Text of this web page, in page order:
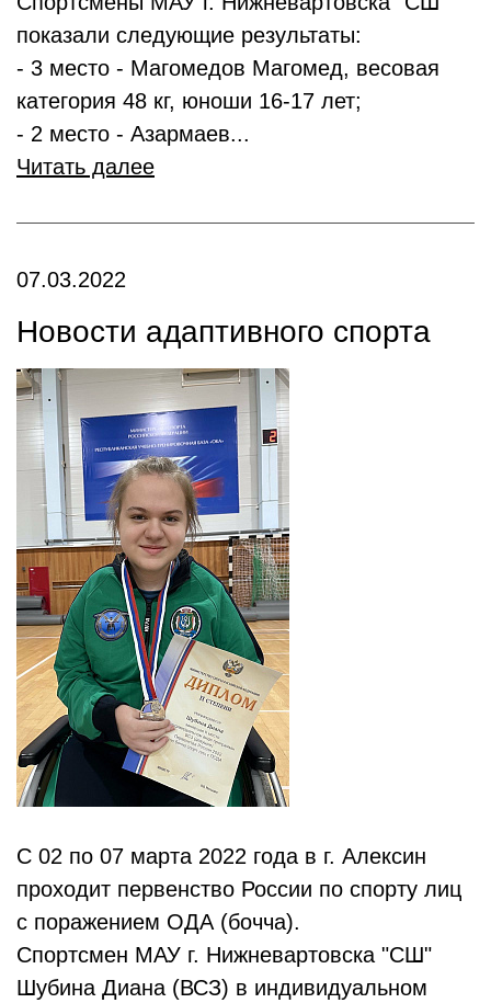
показали следующие результаты:
- 3 место - Магомедов Магомед, весовая
категория 48 кг, юноши 16-17 лет;
- 2 место - Азармаев...
Читать далее
07.03.2022
Новости адаптивного спорта
С 02 по 07 марта 2022 года в г. Алексин
проходит первенство России по спорту лиц
с поражением ОДА (бочча).
Спортсмен МАУ г. Нижневартовска "СШ"
Шубина Диана (ВСЗ) в индивидуальном